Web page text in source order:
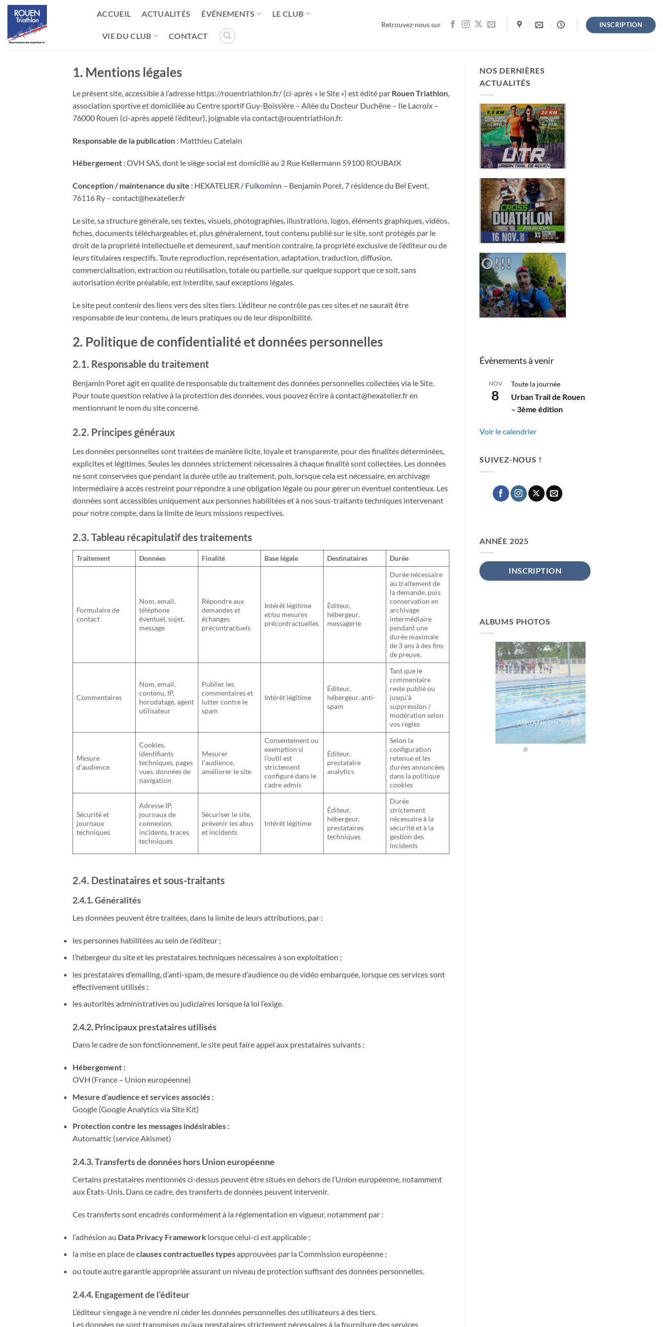
Passer
contenu
ACCUEIL ACTUALITÉS ÉVÉNEMENTS LE CLUB
VIE DU CLUB CONTACT
Retrouvez-nous sur INSCRIPTION
1. Mentions légales
Le présent site, accessible à l’adresse https://rouentriathlon.fr/ (ci-après « le Site ») est édité par Rouen Triathlon
association sportive et domiciliée au Centre sportif Guy-Boissière – Allée du Docteur Duchêne – Ile Lacroix –
76000 Rouen (ci-après appelé l’éditeur), joignable via contact@rouentriathlon.fr.
Responsable de la publication : Matthieu Catelain
Hébergement : OVH SAS, dont le siège social est domicilié au 2 Rue Kellermann 59100 ROUBAIX
Conception / maintenance du site : HEXATELIER / Fulkominn – Benjamin Poret, 7 résidence du Bel Event,
76116 Ry – contact@hexatelier.fr
Le site, sa structure générale, ses textes, visuels, photographies, illustrations, logos, éléments graphiques, vidéos,
fiches, documents téléchargeables et, plus généralement, tout contenu publié sur le site, sont protégés par le
droit de la propriété intellectuelle et demeurent, sauf mention contraire, la propriété exclusive de l’éditeur ou de
leurs titulaires respectifs. Toute reproduction, représentation, adaptation, traduction, diffusion,
commercialisation, extraction ou réutilisation, totale ou partielle, sur quelque support que ce soit, sans
autorisation écrite préalable, est interdite, sauf exceptions légales.
Le site peut contenir des liens vers des sites tiers. L’éditeur ne contrôle pas ces sites et ne saurait être
responsable de leur contenu, de leurs pratiques ou de leur disponibilité.
2. Politique de confidentialité et données personnelles
2.1. Responsable du traitement
Benjamin Poret agit en qualité de responsable du traitement des données personnelles collectées via le Site.
Pour toute question relative à la protection des données, vous pouvez écrire à contact@hexatelier.fr en
mentionnant le nom du site concerné.
2.2. Principes généraux
Les données personnelles sont traitées de manière licite, loyale et transparente, pour des finalités déterminées,
explicites et légitimes. Seules les données strictement nécessaires à chaque finalité sont collectées. Les données
ne sont conservées que pendant la durée utile au traitement, puis, lorsque cela est nécessaire, en archivage
intermédiaire à accès restreint pour répondre à une obligation légale ou pour gérer un éventuel contentieux. Les
données sont accessibles uniquement aux personnes habilitées et à nos sous-traitants techniques intervenant
pour notre compte, dans la limite de leurs missions respectives.
2.3. Tableau récapitulatif des traitements
Traitement Données Finalité Base légale Destinataires Durée
Formulaire de
contact
Nom, email,
téléphone
éventuel, sujet,
message
Répondre aux
demandes et
échanges
précontractuels
Intérêt légitime
et/ou mesures
précontractuelles
Éditeur,
hébergeur,
messagerie
Durée nécessaire
au traitement de
la demande, puis
conservation en
archivage
intermédiaire
pendant une
durée maximale
de 3 ans à des fins
de preuve.
Commentaires
Nom, email,
contenu, IP,
horodatage, agent
utilisateur
Publier les
commentaires et
lutter contre le
spam
Intérêt légitime
Éditeur,
hébergeur, anti-
spam
Tant que le
commentaire
reste publié ou
jusqu’à
suppression /
modération selon
vos règles
Mesure
d’audience
Cookies,
identifiants
techniques, pages
vues, données de
navigation
Mesurer
l’audience,
améliorer le site
Consentement ou
exemption si
l’outil est
strictement
configuré dans le
cadre admis
Éditeur,
prestataire
analytics
Selon la
configuration
retenue et les
durées annoncées
dans la politique
cookies
Sécurité et
journaux
techniques
Adresse IP,
journaux de
connexion,
incidents, traces
techniques
Sécuriser le site,
prévenir les abus
et incidents
Intérêt légitime
Éditeur,
hébergeur,
prestataires
techniques
Durée
strictement
nécessaire à la
sécurité et à la
gestion des
incidents
2.4. Destinataires et sous-traitants
2.4.1. Généralités
Les données peuvent être traitées, dans la limite de leurs attributions, par :
les personnes habilitées au sein de l’éditeur ;
l’hébergeur du site et les prestataires techniques nécessaires à son exploitation ;
les prestataires d’emailing, d’anti-spam, de mesure d’audience ou de vidéo embarquée, lorsque ces services sont
effectivement utilisés ;
les autorités administratives ou judiciaires lorsque la loi l’exige.
2.4.2. Principaux prestataires utilisés
Dans le cadre de son fonctionnement, le site peut faire appel aux prestataires suivants :
Hébergement :
OVH (France – Union européenne)
Mesure d’audience et services associés :
Google (Google Analytics via Site Kit)
Protection contre les messages indésirables :
Automattic (service Akismet)
2.4.3.Transferts de données hors Union européenne
Certains prestataires mentionnés ci-dessus peuvent être situés en dehors de l’Union européenne, notamment
aux États-Unis. Dans ce cadre, des transferts de données peuvent intervenir.
Ces transferts sont encadrés conformément à la réglementation en vigueur, notamment par :
l’adhésion au Data Privacy Framework lorsque celui-ci est applicable ;
la mise en place declauses contractuelles typesapprouvées par la Commission européenne ;
ou toute autre garantie appropriée assurant un niveau de protection suffisant des données personnelles.
2.4.4.Engagement de l’éditeur
L’éditeur s’engage à ne vendre ni céder les données personnelles des utilisateurs à des tiers.
Les données ne sont transmises qu’aux prestataires strictement nécessaires à la fourniture des services
NOS DERNIÈRES
ACTUALITÉS
URBAN TRAIL
DE ROUEN (3E
ÉDITION)
REPORTÉ
CROSS
DUATHLON
2025
REPORTAGE
« INSIDE » PAR
« RUN
ADDICTIVE » –
URBAN TRAIL
Évènements à venir
NOV
8
Toute la journée
Urban Trail de Rouen
– 3ème édition
Voir le calendrier
SUIVEZ-NOUS !
ANNÉE 2025
INSCRIPTION
ALBUMS PHOTOS
AQUATHLON 2023